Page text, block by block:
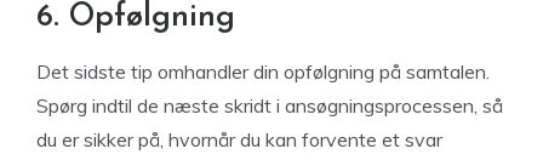
6. Opfølgning
Det sidste tip omhandler din opfølgning på samtalen.
Spørg indtil de næste skridt i ansøgningsprocessen, så
du er sikker på, hvornår du kan forvente et svar